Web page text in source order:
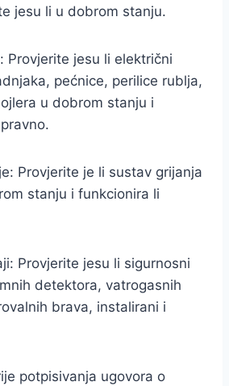
jesu li u dobrom stanju.
Provjerite jesu li električni
pećnice, perilice rublja,
u dobrom stanju i
Provjerite je li sustav grijanja
stanju i funkcionira li
Provjerite jesu li sigurnosni
detektora, vatrogasnih
brava, instalirani i
potpisivanja ugovora o